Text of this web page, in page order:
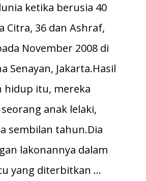
ketika berusia 40
Citra, 36 dan Ashraf,
November 2008 di
Senayan, Jakarta.Hasil
hidup itu, mereka
anak lelaki,
sembilan tahun.Dia
lakonannya dalam
yang diterbitkan …